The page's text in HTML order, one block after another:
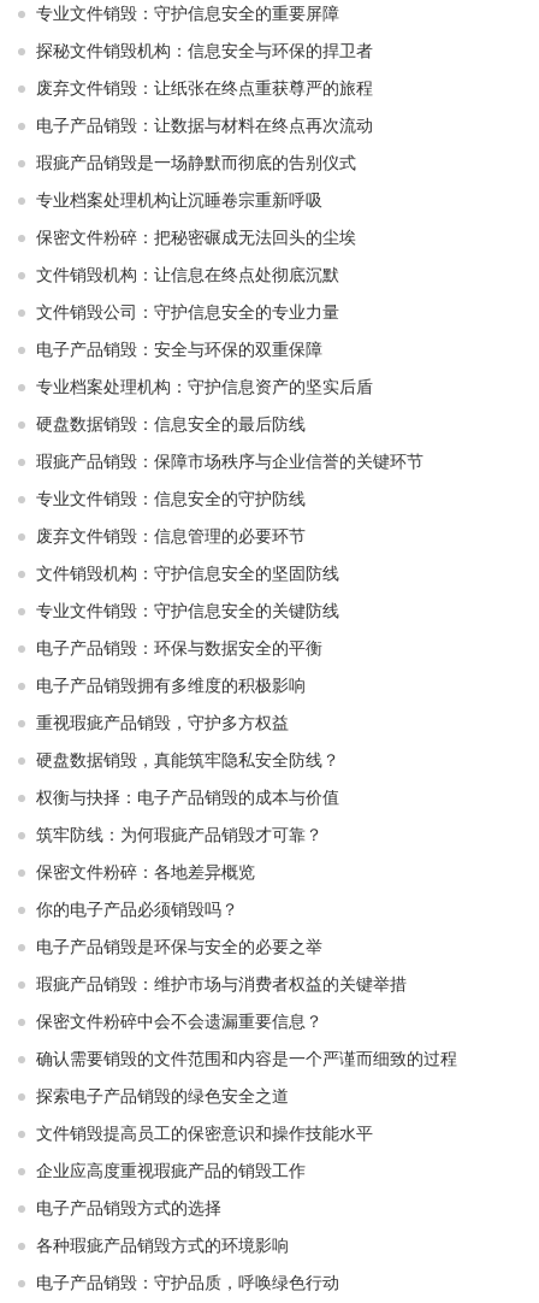
专业文件销毁：守护信息安全的重要屏障
探秘文件销毁机构：信息安全与环保的捍卫者
废弃文件销毁：让纸张在终点重获尊严的旅程
电子产品销毁：让数据与材料在终点再次流动
瑕疵产品销毁是一场静默而彻底的告别仪式
专业档案处理机构让沉睡卷宗重新呼吸
保密文件粉碎：把秘密碾成无法回头的尘埃
文件销毁机构：让信息在终点处彻底沉默
文件销毁公司：守护信息安全的专业力量
电子产品销毁：安全与环保的双重保障
专业档案处理机构：守护信息资产的坚实后盾
硬盘数据销毁：信息安全的最后防线
瑕疵产品销毁：保障市场秩序与企业信誉的关键环节
专业文件销毁：信息安全的守护防线
废弃文件销毁：信息管理的必要环节
文件销毁机构：守护信息安全的坚固防线
专业文件销毁：守护信息安全的关键防线
电子产品销毁：环保与数据安全的平衡
电子产品销毁拥有多维度的积极影响
重视瑕疵产品销毁，守护多方权益
硬盘数据销毁，真能筑牢隐私安全防线？
权衡与抉择：电子产品销毁的成本与价值
筑牢防线：为何瑕疵产品销毁才可靠？
保密文件粉碎：各地差异概览
你的电子产品必须销毁吗？
电子产品销毁是环保与安全的必要之举​ ​
瑕疵产品销毁：维护市场与消费者权益的关键举措​ ​
保密文件粉碎中会不会遗漏重要信息？
确认需要销毁的文件范围和内容是一个严谨而细致的过程
探索电子产品销毁的绿色安全之道
文件销毁提高员工的保密意识和操作技能水平
企业应高度重视瑕疵产品的销毁工作
电子产品销毁方式的选择
各种瑕疵产品销毁方式的环境影响
电子产品销毁：守护品质，呼唤绿色行动